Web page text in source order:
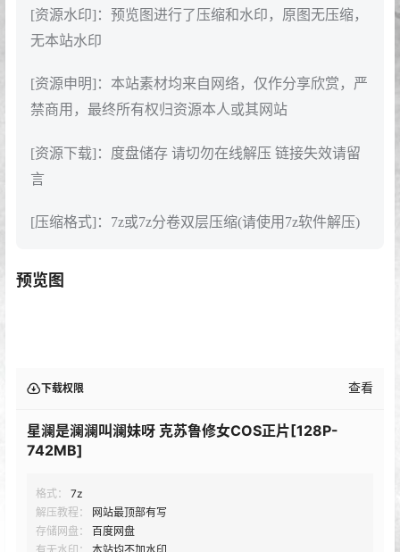
[资源水印]：预览图进行了压缩和水印，原图无压缩，
无本站水印
[资源申明]：本站素材均来自网络，仅作分享欣赏，严
禁商用，最终所有权归资源本人或其网站
[资源下载]：度盘储存 请切勿在线解压 链接失效请留
言
[压缩格式]：7z或7z分卷双层压缩(请使用7z软件解压)
预览图
下载权限 查看
星澜是澜澜叫澜妹呀 克苏鲁修女COS正片[128P-
742MB]
格式：
7z
解压教程：
网站最顶部有写
存储网盘：
百度网盘